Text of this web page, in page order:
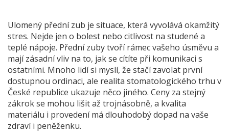
Ulomený přední zub je situace, která vyvolává okamžitý
stres. Nejde jen o bolest nebo citlivost na studené a
teplé nápoje. Přední zuby tvoří rámec vašeho úsměvu a
mají zásadní vliv na to, jak se cítíte při komunikaci s
ostatními. Mnoho lidí si myslí, že stačí zavolat první
dostupnou ordinaci, ale realita stomatologického trhu v
České republice ukazuje něco jiného. Ceny za stejný
zákrok se mohou lišit až trojnásobně, a kvalita
materiálu i provedení má dlouhodobý dopad na vaše
zdraví i peněženku.